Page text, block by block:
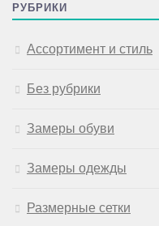
РУБРИКИ
Ассортимент и стиль
Без рубрики
Замеры обуви
Замеры одежды
Размерные сетки